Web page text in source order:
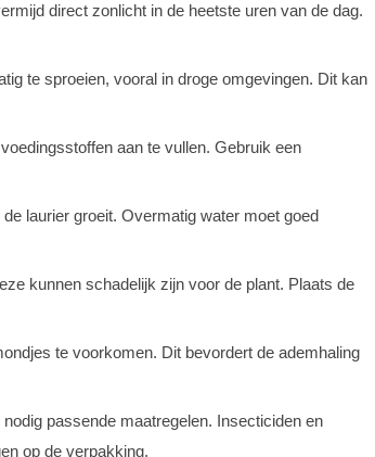
direct zonlicht in de heetste uren van de dag.
te sproeien, vooral in droge omgevingen. Dit kan
aan te vullen. Gebruik een
laurier groeit. Overmatig water moet goed
kunnen schadelijk zijn voor de plant. Plaats de
te voorkomen. Dit bevordert de ademhaling
passende maatregelen. Insecticiden en
op de verpakking.